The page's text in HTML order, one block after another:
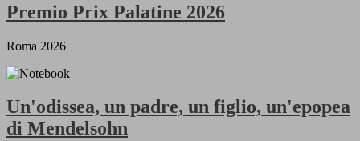
Premio Prix Palatine 2026
Roma 2026
Un'odissea, un padre, un figlio, un'epopea
di Mendelsohn